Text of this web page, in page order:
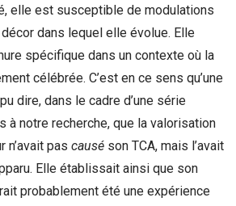
elle est susceptible de modulations
dans lequel elle évolue. Elle
spécifique dans un contexte où la
célébrée. C’est en ce sens qu’une
dire, dans le cadre d’une série
à notre recherche, que la valorisation
n’avait pas causé son TCA, mais l’avait
Elle établissait ainsi que son
probablement été une expérience